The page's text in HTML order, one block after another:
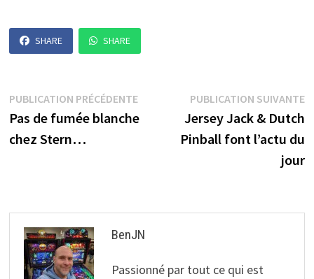
SHARE SHARE
Navigation
de
PUBLICATION PRÉCÉDENTEPublication
précédente :
Pas de fumée blanche
chez Stern…
PUBLICATION SUIVANTE
Jersey Jack & Dutch
Pinball font l’actu du
jour
BenJN
Passionné par tout ce qui est